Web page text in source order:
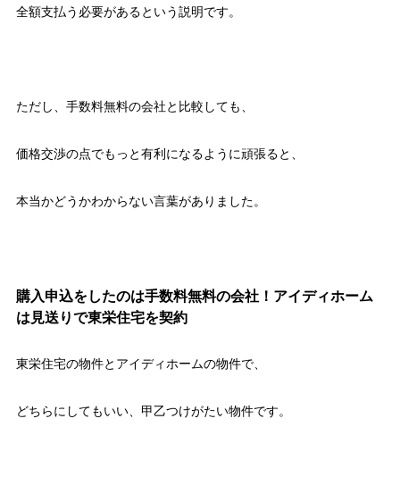
全額支払う必要があるという説明です。
ただし、手数料無料の会社と比較しても、
価格交渉の点でもっと有利になるように頑張ると、
本当かどうかわからない言葉がありました。
購入申込をしたのは手数料無料の会社！アイディホーム
は見送りで東栄住宅を契約
東栄住宅の物件とアイディホームの物件で、
どちらにしてもいい、甲乙つけがたい物件です。